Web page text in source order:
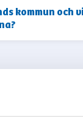
kommun och